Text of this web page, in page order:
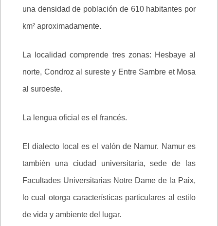
una densidad de población de 610 habitantes por
km² aproximadamente.
La localidad comprende tres zonas: Hesbaye al
norte, Condroz al sureste y Entre Sambre et Mosa
al suroeste.
La lengua oficial es el francés.
El dialecto local es el valón de Namur. Namur es
también una ciudad universitaria, sede de las
Facultades Universitarias Notre Dame de la Paix,
lo cual otorga características particulares al estilo
de vida y ambiente del lugar.